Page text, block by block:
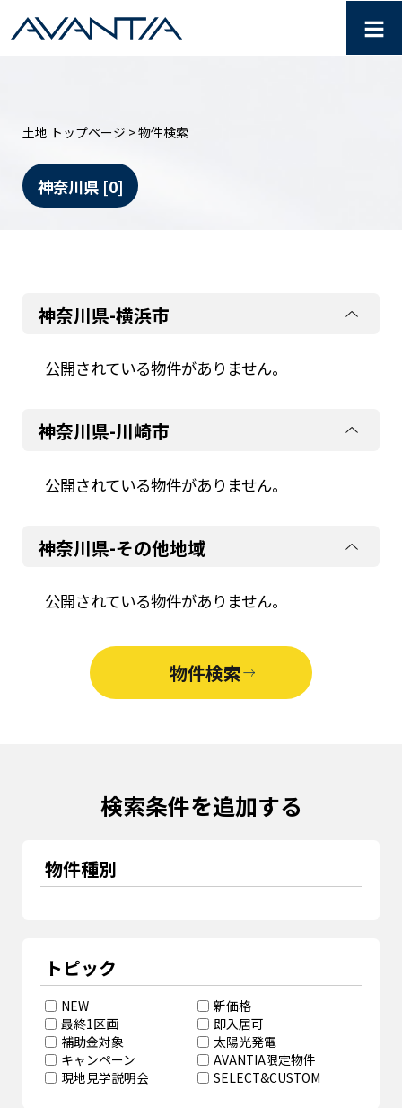
【AVANTIA】 物件検索 ≡
土地 トップページ > 物件検索
神奈川県 [0]
神奈川県-横浜市
公開されている物件がありません。
神奈川県-川崎市
公開されている物件がありません。
神奈川県-その他地域
公開されている物件がありません。
物件検索
検索条件を追加する
物件種別
トピック
NEW
新価格
最終1区画
即入居可
補助金対象
太陽光発電
キャンペーン
AVANTIA限定物件
現地見学説明会
SELECT&CUSTOM